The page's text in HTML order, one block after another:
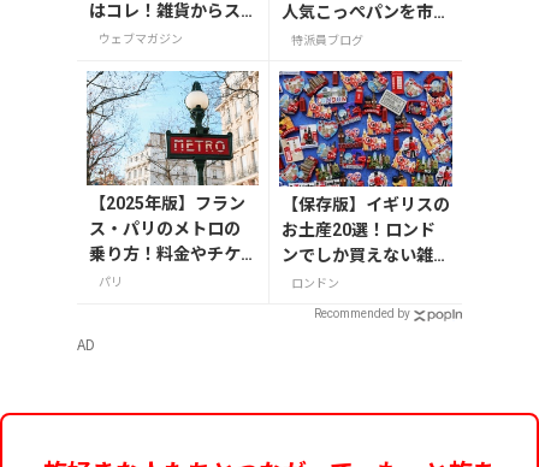
はコレ！雑貨からス
ーパーでも買えるグ
ウェブマガジン
人気こっぺパンを市役
所で味わう
特派員ブログ
【2025年版】フラン
ス・パリのメトロの
乗り方！料金やチケ
ットの種類、注意点
パリ
【保存版】イギリスの
お土産20選！ロンド
ンでしか買えない雑
貨/お菓子/紅茶まで徹
底紹介
ロンドン
Recommended by
AD